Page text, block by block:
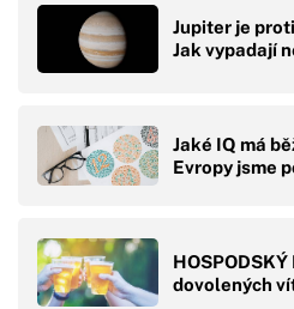
Jupiter je
Jak vypadají
Jaké IQ má
Evropy jsme
dovolených